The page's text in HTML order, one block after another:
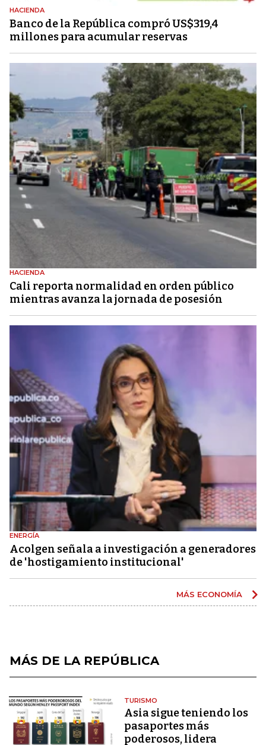
HACIENDA
Banco de la República compró US$319,4
millones para acumular reservas
HACIENDA
Cali reporta normalidad en orden público
mientras avanza la jornada de posesión
ENERGÍA
Acolgen señala a investigación a generadores
de 'hostigamiento institucional'
MÁS ECONOMÍA
MÁS DE LA REPÚBLICA
TURISMO
Asia sigue teniendo los
pasaportes más
poderosos, lidera